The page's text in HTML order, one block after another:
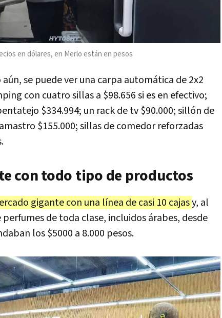
en dólares, en Merlo están en pesos
se puede ver una carpa automática de 2x2
con cuatro sillas a $98.656 si es en efectivo;
$334.994; un rack de tv $90.000; sillón de
$155.000; sillas de comedor reforzadas
con todo tipo de productos
gigante con una línea de casi 10 cajasy, al
de toda clase, incluidos árabes, desde
los $5000 a 8.000 pesos.